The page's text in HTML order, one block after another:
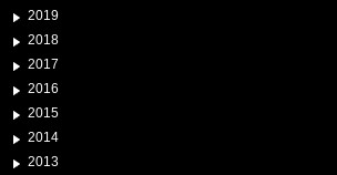
2019
2018
2017
2016
2015
2014
2013